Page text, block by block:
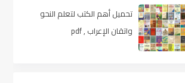
تحميل أهم الكتب لتعلم النحو
واتقان الإعراب , pdf